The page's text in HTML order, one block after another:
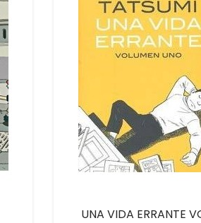
UNA VIDA ERRANTE